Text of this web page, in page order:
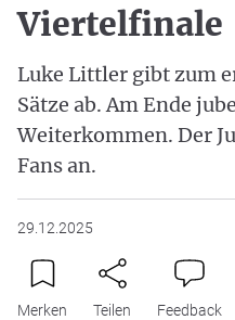
Viertelfinale
Luke Littler gibt zum
Sätze ab. Am Ende
Weiterkommen. Der
Fans an.
29.12.2025
Merken Teilen Feedback